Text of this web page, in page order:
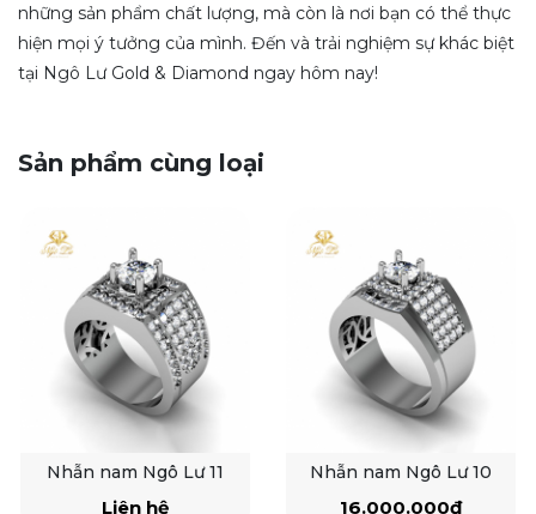
những sản phẩm chất lượng, mà còn là nơi bạn có thể thực
hiện mọi ý tưởng của mình. Đến và trải nghiệm sự khác biệt
tại Ngô Lư Gold & Diamond ngay hôm nay!
Sản phẩm cùng loại
Nhẫn nam Ngô Lư 11
Liên hệ
Nhẫn nam Ngô Lư 10
16.000.000đ